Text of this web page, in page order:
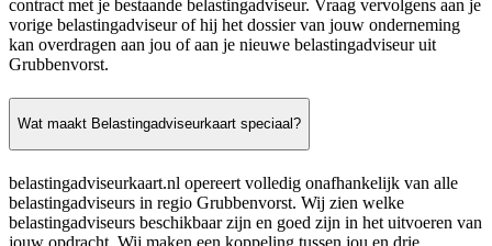
contract met je bestaande belastingadviseur. Vraag vervolgens aan je
vorige belastingadviseur of hij het dossier van jouw onderneming
kan overdragen aan jou of aan je nieuwe belastingadviseur uit
Grubbenvorst.
Wat maakt Belastingadviseurkaart speciaal?
belastingadviseurkaart.nl opereert volledig onafhankelijk van alle
belastingadviseurs in regio Grubbenvorst. Wij zien welke
belastingadviseurs beschikbaar zijn en goed zijn in het uitvoeren van
jouw opdracht. Wij maken een koppeling tussen jou en drie